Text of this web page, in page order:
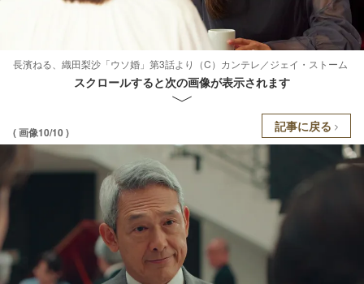
長濱ねる、織田梨沙「ウソ婚」第3話より（C）カンテレ／ジェイ・ストーム
スクロールすると次の画像が表示されます
( 画像10/10 ) 記事に戻る